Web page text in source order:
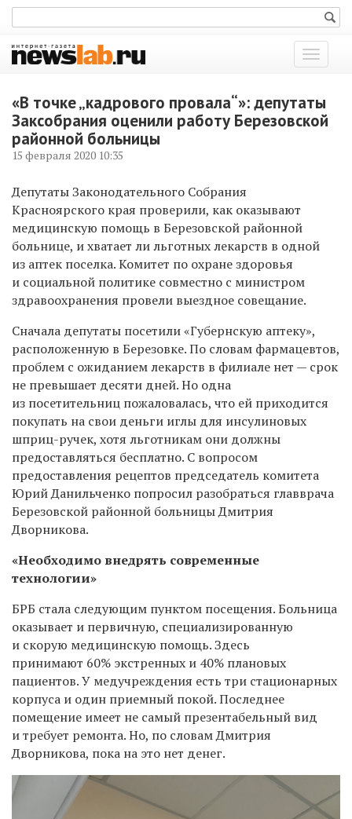
Показать
меню
«В точке „кадрового провала“»: депутаты
Заксобрания оценили работу Березовской
районной больницы
15 февраля 2020 10:35
Депутаты Законодательного Собрания
Красноярского края проверили, как оказывают
медицинскую помощь в Березовской районной
больнице, и хватает ли льготных лекарств в одной
из аптек поселка.Комитет по охране здоровья
и социальной политике совместно с министром
здравоохранения провели выездное совещание.
Сначала депутаты посетили «Губернскую аптеку»,
расположенную в Березовке.По словам фармацевтов,
проблем с ожиданием лекарств в филиале нет — срок
не превышает десяти дней.Но одна
из посетительниц пожаловалась, что ей приходится
покупать на свои деньги иглы для инсулиновых
шприц-ручек, хотя льготникам они должны
предоставляться бесплатно. С вопросом
предоставления рецептов председатель комитета
Юрий Данильченко попросил разобраться главврача
Березовской районной больницы Дмитрия
Дворникова.
«Необходимо внедрять современные
технологии»
БРБ стала следующим пунктом посещения.Больница
оказывает и первичную, специализированную
и скорую медицинскую помощь. Здесь
принимают 60% экстренных и 40% плановых
пациентов.У медучреждения есть три стационарных
корпуса и один приемный покой.Последнее
помещение имеет не самый презентабельный вид
и требует ремонта. Но, по словам Дмитрия
Дворникова, пока на это нет денег.